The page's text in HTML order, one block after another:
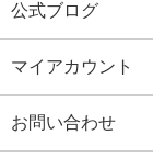
公式ブログ
マイアカウント
お問い合わせ